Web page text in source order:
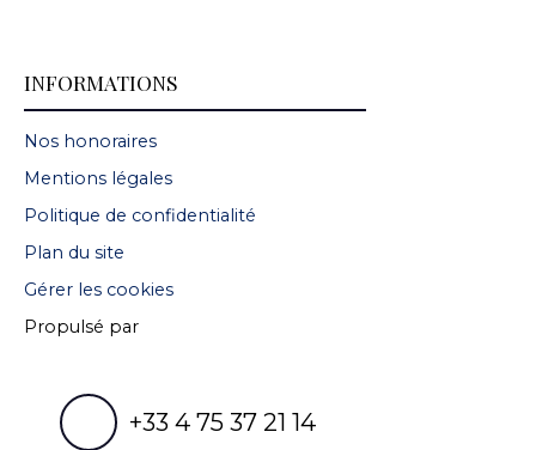
INFORMATIONS
Nos honoraires
Mentions légales
Politique de confidentialité
Plan du site
Gérer les cookies
Propulsé par
+33 4 75 37 21 14